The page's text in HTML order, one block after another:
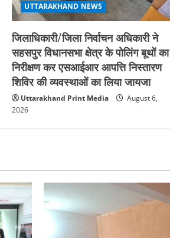
UTTARAKHAND NEWS
जिलाधिकारी/जिला निर्वाचन अधिकारी ने
सहसपुर विधानसभा क्षेत्र के पोलिंग बूथों का
निरीक्षण कर एसआईआर आपत्ति निस्तारण
शिविर की व्यवस्थाओं का लिया जायजा
Uttarakhand Print Media
August 6,
2026